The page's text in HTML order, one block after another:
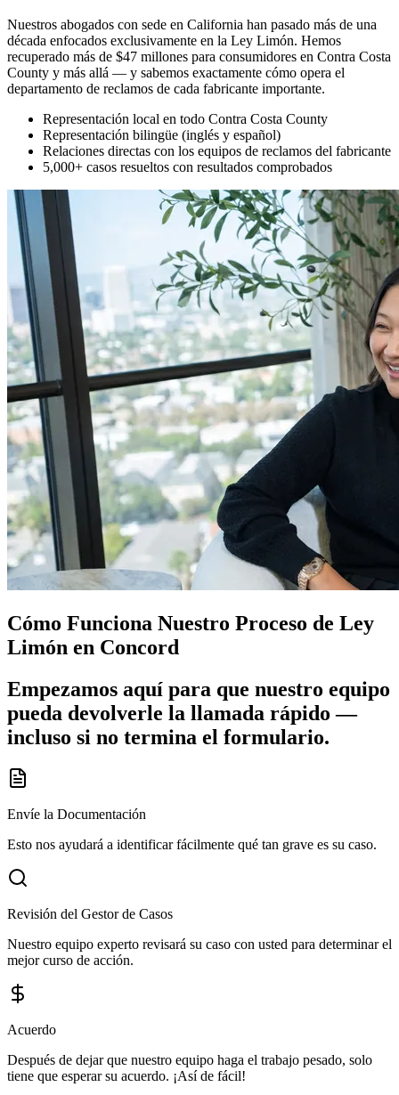
Nuestros abogados con sede en California han pasado más de una
década enfocados exclusivamente en la Ley Limón. Hemos
recuperado más de $47 millones para consumidores en Contra Costa
County y más allá — y sabemos exactamente cómo opera el
departamento de reclamos de cada fabricante importante.
Representación local en todo Contra Costa County
Representación bilingüe (inglés y español)
Relaciones directas con los equipos de reclamos del fabricante
5,000+ casos resueltos con resultados comprobados
Cómo Funciona Nuestro Proceso de Ley
Limón en Concord
Empezamos aquí para que nuestro equipo
pueda devolverle la llamada rápido —
incluso si no termina el formulario.
Envíe la Documentación
Esto nos ayudará a identificar fácilmente qué tan grave es su caso.
Revisión del Gestor de Casos
Nuestro equipo experto revisará su caso con usted para determinar el
mejor curso de acción.
Acuerdo
Después de dejar que nuestro equipo haga el trabajo pesado, solo
tiene que esperar su acuerdo. ¡Así de fácil!